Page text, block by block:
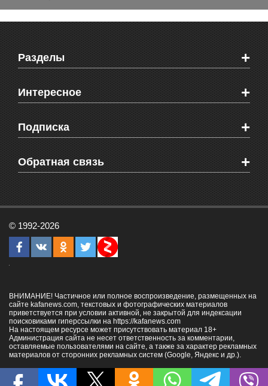
Разделы +
Новости Феодосии
Новости Крыма
Мировые новости
Объявления
Здоровье
СМС мнения читателей
Интересное +
Видео о Феодосии
Веб-камеры Феодосии
Блоги феодосийцев
Школы Феодосии
Подписка +
Печатная версия газеты "Кафа"
RSS
Обратная связь +
Рекламодателям
Контактная информация
© 1992-2026
ВНИМАНИЕ! Частичное или полное воспроизведение, размещенных на
сайте kafanews.com, текстовых и фотографических материалов
приветствуется при условии активной, не закрытой для индексации
поисковиками гиперссылки на https://kafanews.com
На настоящем ресурсе может присутствовать материал 18+
Администрация сайта не несет ответственность за комментарии,
оставляемые пользователями на сайте, а также за характер рекламных
материалов от сторонних рекламных систем (Google, Яндекс и др.).